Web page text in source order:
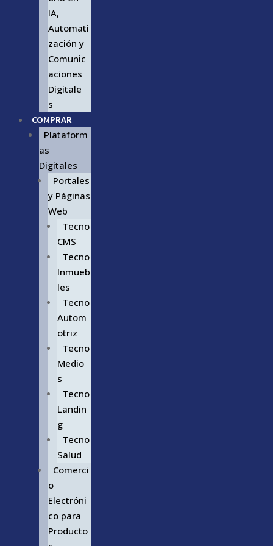
IA,
Automati
zación y
Comunic
aciones
Digitale
s
COMPRAR
Plataform
as
Digitales
Portales
y Páginas
Web
Tecno
CMS
Tecno
Inmueb
les
Tecno
Autom
otriz
Tecno
Medio
s
Tecno
Landin
g
Tecno
Salud
Comerci
o
Electróni
co para
Producto